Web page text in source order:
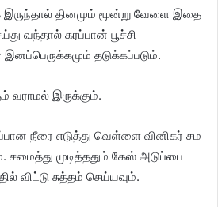
இருந்தால் தினமும் மூன்று வேளை இதை
வந்தால் கரப்பான் பூச்சி
தடுக்கப்படும்.
வராமல் இருக்கும்.
நீரை எடுத்து வெள்ளை வினிகர் சம
முடித்ததும் கேஸ் அடுப்பை
விட்டு சுத்தம் செய்யவும்.